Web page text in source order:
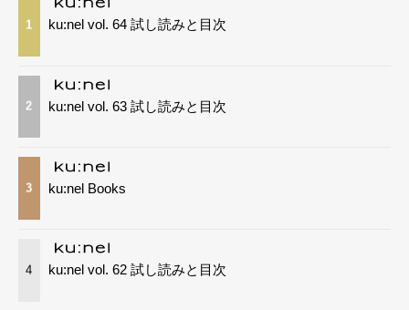
1 ku:nel vol. 64 試し読みと目次
2 ku:nel vol. 63 試し読みと目次
3 ku:nel Books
4 ku:nel vol. 62 試し読みと目次